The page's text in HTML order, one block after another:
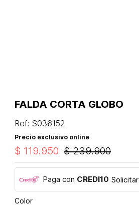
FALDA CORTA GLOBO
Ref: S036152
Precio exclusivo online
$ 239.900
$ 119.950
Paga con CREDI10 Solicitar
Color